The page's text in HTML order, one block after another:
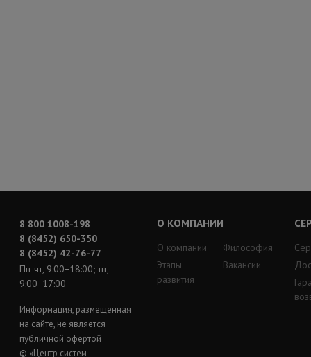
8 800 1008-198
8 (8452) 650-350
8 (8452) 42-76-77
Пн-чт, 9:00−18:00; пт,
9:00−17:00
Информация, размещенная
на сайте, не является
публичной офертой
© «Центр систем
О КОМПАНИИ
О компании
Этапы
развития
Философия
Вакансии